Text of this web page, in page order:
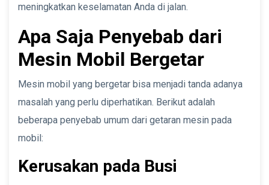
meningkatkan keselamatan Anda di jalan.
Apa Saja Penyebab dari
Mesin Mobil Bergetar
Mesin mobil yang bergetar bisa menjadi tanda adanya
masalah yang perlu diperhatikan. Berikut adalah
beberapa penyebab umum dari getaran mesin pada
mobil:
Kerusakan pada Busi